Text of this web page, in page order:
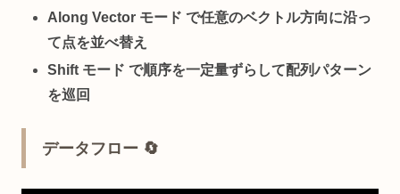
Along Vector モード で任意のベクトル方向に沿っ
て点を並べ替え
Shift モード で順序を一定量ずらして配列パターン
を巡回
データフロー 🔄